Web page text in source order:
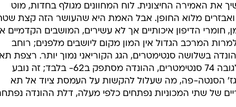
האמירה החיצונית. לוח המחוונים מגולף בחדות, מוט
ואבזרים מלוא החופן. אבל האמת היא שהעושר הזה קצת
חומרי הדיפון איכותיים אך לא עשירים, המושבים הקדמיים
המרכב הגדול אין המון מקום ליושבים מלפנים; רוחב
בשלושה סנטימטרים, הגג הקוריאני נמוך יותר. רצפת תא
המטען של סנטה-פה מתנשאת לגובה 74 סנטימטרים, ההונדה מסתפק ב62- בלבד; זה נובע
הסנטה-פה, מה שעלול להקשות על העמסת ציוד אל תא
של שתי המכוניות נפתחים כלפי מעלה, דלת ההונדה